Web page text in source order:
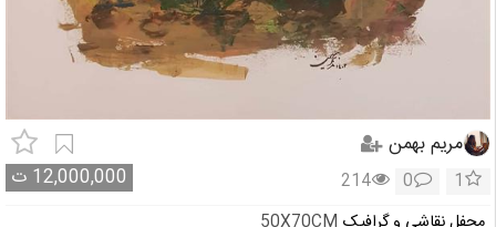
مریم بهمن
12,000,000 ت 1
0
214